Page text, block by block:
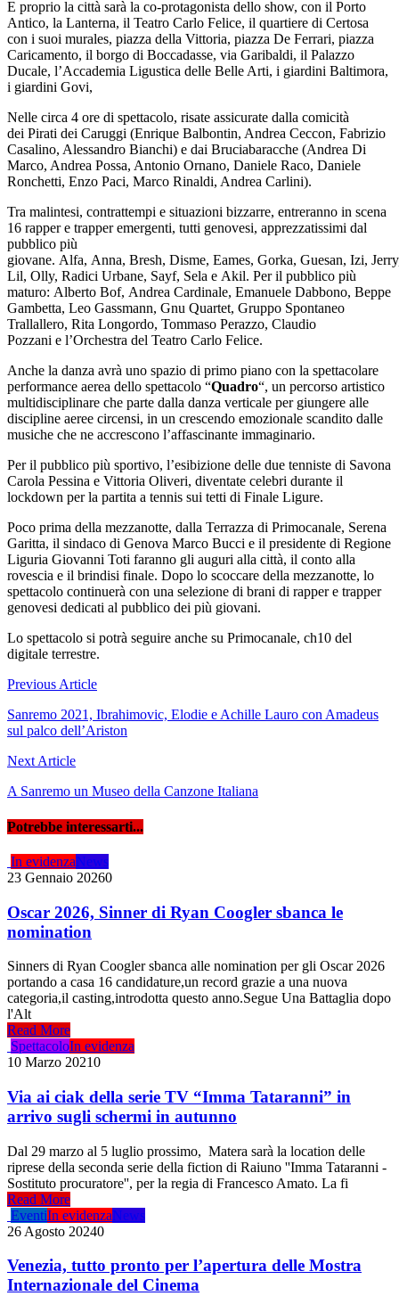
E proprio la città sarà la co-protagonista dello show, con il Porto
Antico, la Lanterna, il Teatro Carlo Felice, il quartiere di Certosa
con i suoi murales, piazza della Vittoria, piazza De Ferrari, piazza
Caricamento, il borgo di Boccadasse, via Garibaldi, il Palazzo
Ducale, l’Accademia Ligustica delle Belle Arti, i giardini Baltimora,
i giardini Govi,
Nelle circa 4 ore di spettacolo, risate assicurate dalla comicità
dei Pirati dei Caruggi (Enrique Balbontin, Andrea Ceccon, Fabrizio
Casalino, Alessandro Bianchi) e dai Bruciabaracche (Andrea Di
Marco, Andrea Possa, Antonio Ornano, Daniele Raco, Daniele
Ronchetti, Enzo Paci, Marco Rinaldi, Andrea Carlini).
Tra malintesi, contrattempi e situazioni bizzarre, entreranno in scena
16 rapper e trapper emergenti, tutti genovesi, apprezzatissimi dal
pubblico più
giovane. Alfa, Anna, Bresh, Disme, Eames, Gorka, Guesan, Izi,
Lil, Olly, Radici Urbane, Sayf, Sela e Akil. Per il pubblico più
maturo: Alberto Bof, Andrea Cardinale, Emanuele Dabbono, Beppe
Gambetta, Leo Gassmann, Gnu Quartet, Gruppo Spontaneo
Trallallero, Rita Longordo, Tommaso Perazzo, Claudio
Pozzani e l’Orchestra del Teatro Carlo Felice.
Anche la danza avrà uno spazio di primo piano con la spettacolare
performance aerea dello spettacolo “Quadro“, un percorso artistico
multidisciplinare che parte dalla danza verticale per giungere alle
discipline aeree circensi, in un crescendo emozionale scandito dalle
musiche che ne accrescono l’affascinante immaginario.
Per il pubblico più sportivo, l’esibizione delle due tenniste di Savona
Carola Pessina e Vittoria Oliveri, diventate celebri durante il
lockdown per la partita a tennis sui tetti di Finale Ligure.
Poco prima della mezzanotte, dalla Terrazza di Primocanale, Serena
Garitta, il sindaco di Genova Marco Bucci e il presidente di Regione
Liguria Giovanni Toti faranno gli auguri alla città, il conto alla
rovescia e il brindisi finale. Dopo lo scoccare della mezzanotte, lo
spettacolo continuerà con una selezione di brani di rapper e trapper
genovesi dedicati al pubblico dei più giovani.
Lo spettacolo si potrà seguire anche su Primocanale, ch10 del
digitale terrestre.
Navigazione
articoli
Previous Article
Sanremo 2021, Ibrahimovic, Elodie e Achille Lauro con Amadeus
sul palco dell’Ariston
Next Article
A Sanremo un Museo della Canzone Italiana
Potrebbe interessarti...
In evidenzaNews
23 Gennaio 20260
Oscar 2026, Sinner di Ryan Coogler sbanca le
nomination
Sinners di Ryan Coogler sbanca alle nomination per gli Oscar 2026
portando a casa 16 candidature,un record grazie a una nuova
categoria,il casting,introdotta questo anno.Segue Una Battaglia dopo
l'Alt
Read More
SpettacoloIn evidenza
10 Marzo 20210
Via ai ciak della serie TV “Imma Tataranni” in
arrivo sugli schermi in autunno
Dal 29 marzo al 5 luglio prossimo, Matera sarà la location delle
riprese della seconda serie della fiction di Raiuno ''Imma Tataranni -
Sostituto procuratore'', per la regia di Francesco Amato. La fi
Read More
EventiIn evidenzaNews
26 Agosto 20240
Venezia, tutto pronto per l’apertura delle Mostra
Internazionale del Cinema